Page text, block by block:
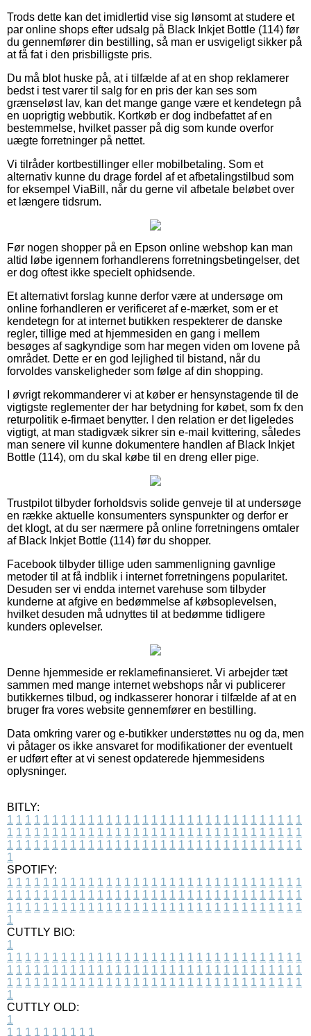
Trods dette kan det imidlertid vise sig lønsomt at studere et
par online shops efter udsalg på Black Inkjet Bottle (114) før
du gennemfører din bestilling, så man er usvigeligt sikker på
at få fat i den prisbilligste pris.
Du må blot huske på, at i tilfælde af at en shop reklamerer
bedst i test varer til salg for en pris der kan ses som
grænseløst lav, kan det mange gange være et kendetegn på
en uoprigtig webbutik. Kortkøb er dog indbefattet af en
bestemmelse, hvilket passer på dig som kunde overfor
uægte forretninger på nettet.
Vi tilråder kortbestillinger eller mobilbetaling. Som et
alternativ kunne du drage fordel af et afbetalingstilbud som
for eksempel ViaBill, når du gerne vil afbetale beløbet over
et længere tidsrum.
Før nogen shopper på en Epson online webshop kan man
altid løbe igennem forhandlerens forretningsbetingelser, det
er dog oftest ikke specielt ophidsende.
Et alternativt forslag kunne derfor være at undersøge om
online forhandleren er verificeret af e-mærket, som er et
kendetegn for at internet butikken respekterer de danske
regler, tillige med at hjemmesiden en gang i mellem
besøges af sagkyndige som har megen viden om lovene på
området. Dette er en god lejlighed til bistand, når du
forvoldes vanskeligheder som følge af din shopping.
I øvrigt rekommanderer vi at køber er hensynstagende til de
vigtigste reglementer der har betydning for købet, som fx den
returpolitik e-firmaet benytter. I den relation er det ligeledes
vigtigt, at man stadigvæk sikrer sin e-mail kvittering, således
man senere vil kunne dokumentere handlen af Black Inkjet
Bottle (114), om du skal købe til en dreng eller pige.
Trustpilot tilbyder forholdsvis solide genveje til at undersøge
en række aktuelle konsumenters synspunkter og derfor er
det klogt, at du ser nærmere på online forretningens omtaler
af Black Inkjet Bottle (114) før du shopper.
Facebook tilbyder tillige uden sammenligning gavnlige
metoder til at få indblik i internet forretningens popularitet.
Desuden ser vi endda internet varehuse som tilbyder
kunderne at afgive en bedømmelse af købsoplevelsen,
hvilket desuden må udnyttes til at bedømme tidligere
kunders oplevelser.
Denne hjemmeside er reklamefinansieret. Vi arbejder tæt
sammen med mange internet webshops når vi publicerer
butikkernes tilbud, og indkasserer honorar i tilfælde af at en
bruger fra vores website gennemfører en bestilling.
Data omkring varer og e-butikker understøttes nu og da, men
vi påtager os ikke ansvaret for modifikationer der eventuelt
er udført efter at vi senest opdaterede hjemmesidens
oplysninger.
BITLY:
1 1 1 1 1 1 1 1 1 1 1 1 1 1 1 1 1 1 1 1 1 1 1 1 1 1 1 1 1 1 1 1 1
1 1 1 1 1 1 1 1 1 1 1 1 1 1 1 1 1 1 1 1 1 1 1 1 1 1 1 1 1 1 1 1 1
1 1 1 1 1 1 1 1 1 1 1 1 1 1 1 1 1 1 1 1 1 1 1 1 1 1 1 1 1 1 1 1 1
1
SPOTIFY:
1 1 1 1 1 1 1 1 1 1 1 1 1 1 1 1 1 1 1 1 1 1 1 1 1 1 1 1 1 1 1 1 1
1 1 1 1 1 1 1 1 1 1 1 1 1 1 1 1 1 1 1 1 1 1 1 1 1 1 1 1 1 1 1 1 1
1 1 1 1 1 1 1 1 1 1 1 1 1 1 1 1 1 1 1 1 1 1 1 1 1 1 1 1 1 1 1 1 1
1
CUTTLY BIO:
1
1 1 1 1 1 1 1 1 1 1 1 1 1 1 1 1 1 1 1 1 1 1 1 1 1 1 1 1 1 1 1 1 1
1 1 1 1 1 1 1 1 1 1 1 1 1 1 1 1 1 1 1 1 1 1 1 1 1 1 1 1 1 1 1 1 1
1 1 1 1 1 1 1 1 1 1 1 1 1 1 1 1 1 1 1 1 1 1 1 1 1 1 1 1 1 1 1 1 1
1
CUTTLY OLD:
1
1 1 1 1 1 1 1 1 1 1